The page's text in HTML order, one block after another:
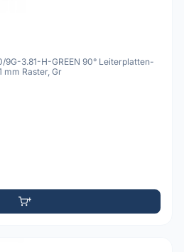
9G-3.81-H-GREEN 90° Leiterplatten-
mm Raster, Gr